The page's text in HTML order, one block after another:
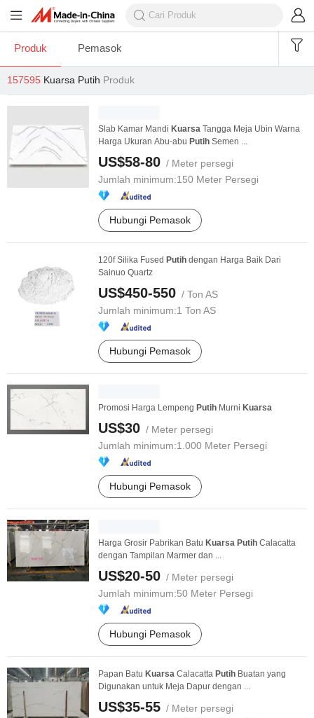
Produk Pemasok
157595 Kuarsa Putih Produk
Slab Kamar Mandi Kuarsa Tangga Meja Ubin Warna
Harga Ukuran Abu-abu Putih Semen ...
US$58-80 / Meter persegi
Jumlah minimum:150 Meter Persegi
Hubungi Pemasok
120f Silika Fused Putih dengan Harga Baik Dari
Sainuo Quartz
US$450-550 / Ton AS
Jumlah minimum:1 Ton AS
Hubungi Pemasok
Promosi Harga Lempeng Putih Murni Kuarsa
US$30 / Meter persegi
Jumlah minimum:1.000 Meter Persegi
Hubungi Pemasok
Harga Grosir Pabrikan Batu Kuarsa Putih Calacatta
dengan Tampilan Marmer dan ...
US$20-50 / Meter persegi
Jumlah minimum:50 Meter Persegi
Hubungi Pemasok
Papan Batu Kuarsa Calacatta Putih Buatan yang
Digunakan untuk Meja Dapur dengan ...
US$35-55 / Meter persegi